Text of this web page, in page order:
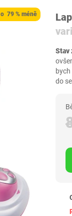
o 79 % méně
Stav
do